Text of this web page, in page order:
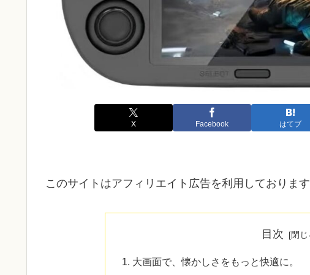
X Facebook はてブ
このサイトはアフィリエイト広告を利用しております
目次
大画面で、懐かしさをもっと快適に。